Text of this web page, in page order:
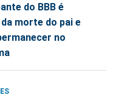
do BBB é
morte do pai e
no